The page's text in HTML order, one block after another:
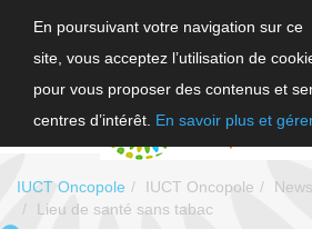
En poursuivant votre navigation sur ce
site, vous acceptez l’utilisation de
pour vous proposer des contenus et
centres d’intérêt. En savoir plus et
IUCT Oncopole IUCT Oncopole
News
Lieu de santé sans tabac